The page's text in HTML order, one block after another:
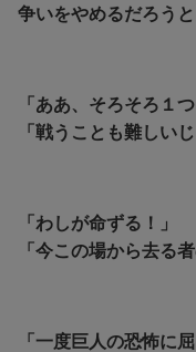
争いをやめるだろうと
「ああ、そろそろ１
「戦うことも難しい
「わしが命ずる！」
「今この場から去る
「一度巨人の恐怖に